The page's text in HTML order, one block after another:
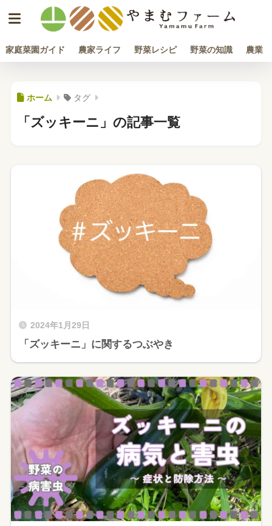
家庭菜園ガイド 農家ライフ 野菜レシピ 野菜の知識 農業
ホーム タグ
「ズッキーニ」の記事一覧
2024年1月29日
「ズッキーニ」に関するつぶやき